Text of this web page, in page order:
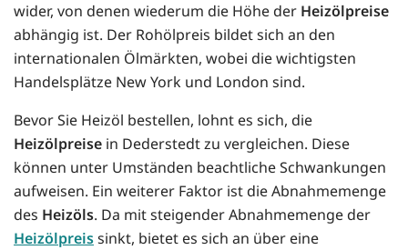
wider, von denen wiederum die Höhe der Heizölpreise
abhängig ist. Der Rohölpreis bildet sich an den
internationalen Ölmärkten, wobei die wichtigsten
Handelsplätze New York und London sind.
Bevor Sie Heizöl bestellen, lohnt es sich, die
Heizölpreise in Dederstedt zu vergleichen. Diese
können unter Umständen beachtliche Schwankungen
aufweisen. Ein weiterer Faktor ist die Abnahmemenge
des Heizöls. Da mit steigender Abnahmemenge der
Heizölpreissinkt, bietet es sich an über eine